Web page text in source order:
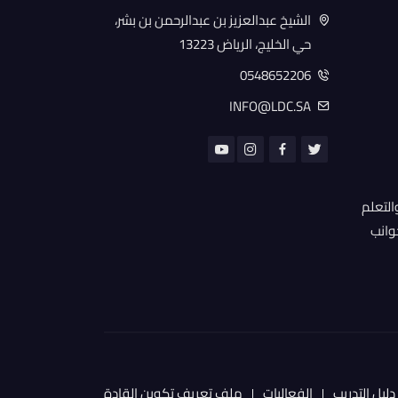
الشيخ عبدالعزيز بن عبدالرحمن بن بشر،
حي الخليج، الرياض 13223
0548652206
INFO@LDC.SA